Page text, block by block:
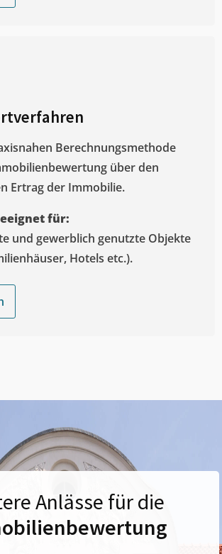
Berechnungsmethode
über den
Ertrag der Immobilie.
für:
und gewerblich genutzte Objekte
Hotels etc.).
Anlässe für die